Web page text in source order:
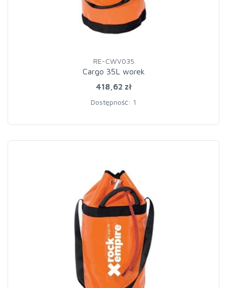
RE-CWV035
Cargo 35L worek
418,62 zł
Dostępność: 1